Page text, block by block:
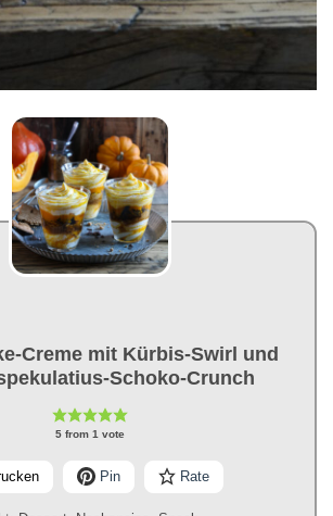
Creme mit Kürbis-Swirl und
Schoko-Crunch
5 from 1 vote
Pin Rate